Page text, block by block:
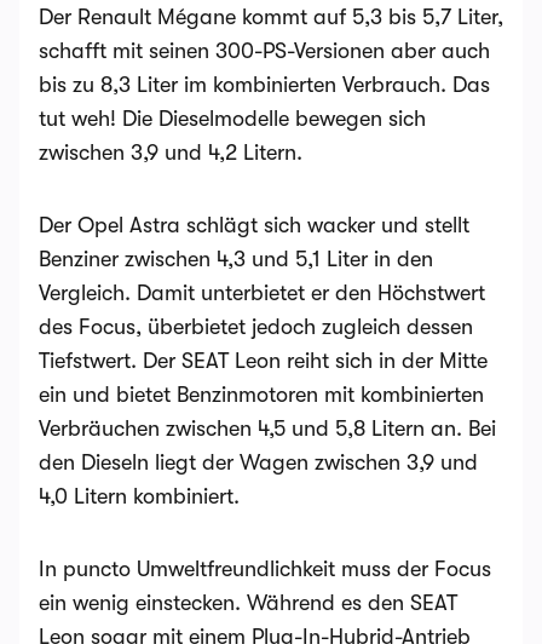
Der Renault Mégane kommt auf 5,3 bis 5,7 Liter,
schafft mit seinen 300-PS-Versionen aber auch
bis zu 8,3 Liter im kombinierten Verbrauch. Das
tut weh! Die Dieselmodelle bewegen sich
zwischen 3,9 und 4,2 Litern.
Der Opel Astra schlägt sich wacker und stellt
Benziner zwischen 4,3 und 5,1 Liter in den
Vergleich. Damit unterbietet er den Höchstwert
des Focus, überbietet jedoch zugleich dessen
Tiefstwert. Der SEAT Leon reiht sich in der Mitte
ein und bietet Benzinmotoren mit kombinierten
Verbräuchen zwischen 4,5 und 5,8 Litern an. Bei
den Dieseln liegt der Wagen zwischen 3,9 und
4,0 Litern kombiniert.
In puncto Umweltfreundlichkeit muss der Focus
ein wenig einstecken. Während es den SEAT
Leon sogar mit einem Plug-In-Hybrid-Antrieb